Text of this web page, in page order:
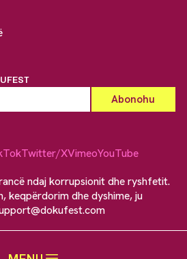
Twitter/XVimeoYouTube
ndaj korrupsionit dhe ryshfetit.
keqpërdorim dhe dyshime, ju